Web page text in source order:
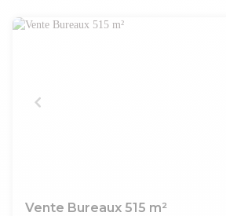
Vente Bureaux 515 m²